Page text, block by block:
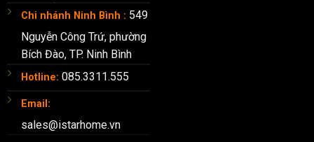
Chi nhánh Ninh Bình : 549
Nguyễn Công Trứ, phường
Bích Đào, TP. Ninh Bình
Hotline: 085.3311.555
Email:
sales@istarhome.vn